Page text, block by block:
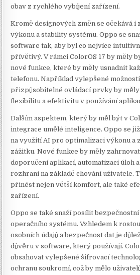
obav z rychlého vybíjení zařízení.
Kromě designových změn se očekává i
výkonu a stability systému. Oppo se
software tak, aby byl co nejvíce
přívětivý. V rámci ColorOS 17 by měly
nové funkce, které by měly usnadnit
telefonu. Například vylepšené
přizpůsobitelné ovládací prvky by
flexibilitu a efektivitu v používání
Dalším aspektem, který by měl být v
integrace umělé inteligence. Oppo se
na využití AI pro optimalizaci výkonu a
zážitku. Nové funkce by měly
doporučení aplikací, automatizaci úloh
rozhraní na základě chování uživatele.
přinést nejen větší komfort, ale také
zařízení.
Oppo se také snaží posílit
operačního systému. Vzhledem k
osobních údajů a bezpečnost dat je
důvěru v software, který používají.
obsahovat vylepšené šifrovací
ochranu soukromí, což by mělo